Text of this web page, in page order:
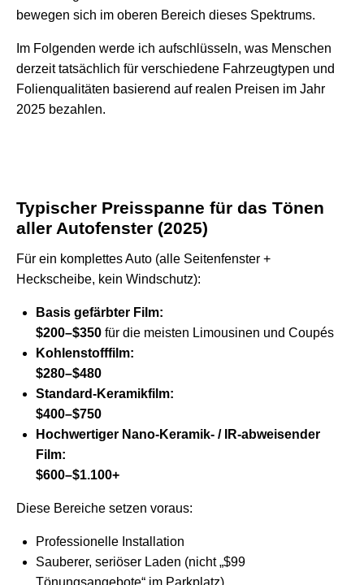
bewegen sich im oberen Bereich dieses Spektrums.
Im Folgenden werde ich aufschlüsseln, was Menschen
derzeit tatsächlich für verschiedene Fahrzeugtypen und
Folienqualitäten basierend auf realen Preisen im Jahr
2025 bezahlen.
Typischer Preisspanne für das Tönen
aller Autofenster (2025)
Für ein komplettes Auto (alle Seitenfenster +
Heckscheibe, kein Windschutz):
Basis gefärbter Film:
$200–$350 für die meisten Limousinen und Coupés
Kohlenstofffilm:
$280–$480
Standard-Keramikfilm:
$400–$750
Hochwertiger Nano-Keramik- / IR-abweisender
Film:
$600–$1.100+
Diese Bereiche setzen voraus:
Professionelle Installation
Sauberer, seriöser Laden (nicht „$99
Tönungsangebote“ im Parkplatz)